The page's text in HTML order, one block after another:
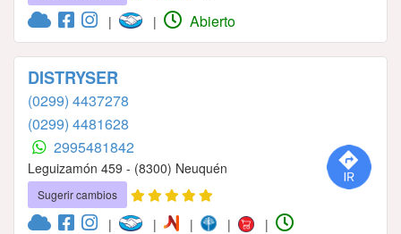
| | Abierto
DISTRYSER
(0299) 4437278
(0299) 4481628
2995481842
Leguizamón 459 - (8300) Neuquén
Sugerir cambios
| | | | |